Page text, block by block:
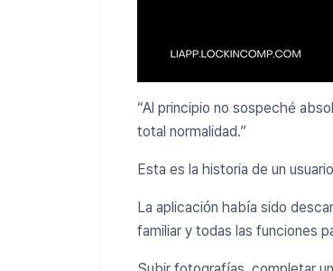
“Al principio no sospeché
total normalidad.”
Esta es la historia de un
La aplicación había sido
familiar y todas las funciones